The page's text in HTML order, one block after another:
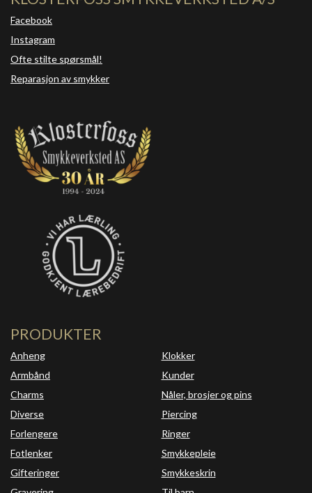
Facebook
Instagram
Ofte stilte spørsmål!
Reparasjon av smykker
PRODUKTER
Anheng
Armbånd
Charms
Diverse
Forlengere
Fotlenker
Gifteringer
Klokker
Kunder
Nåler, brosjer og pins
Piercing
Ringer
Smykkepleie
Smykkeskrin